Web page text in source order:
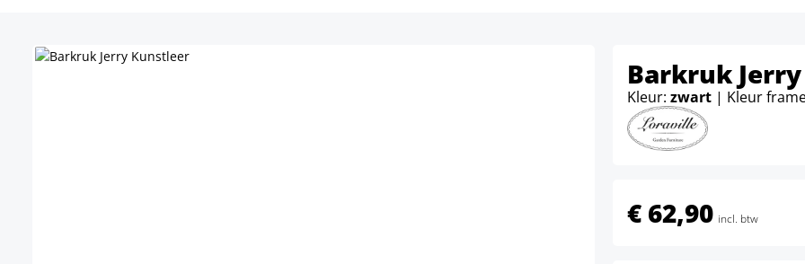
Barkruk
Kleur: zwart | Kleur
€ 62,90 incl. btw